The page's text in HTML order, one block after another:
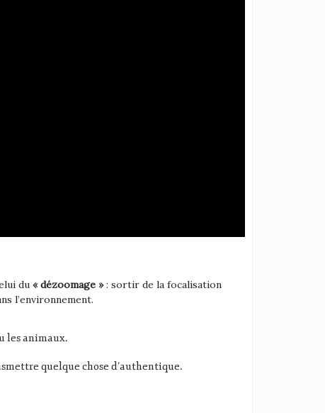
du « dézoomage »: sortir de la focalisation
l’environnement.
les animaux.
quelque chose d’authentique.